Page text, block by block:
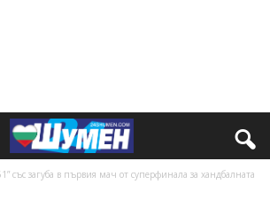
със загуба в първия мач от суперфинала за хандбалната